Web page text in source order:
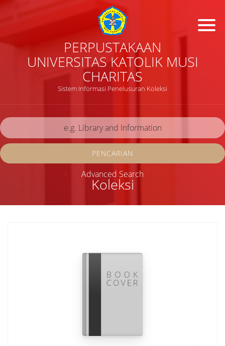
PERPUSTAKAAN
UNIVERSITAS KATOLIK MUSI
CHARITAS
Sistem Informasi Penelusuran Koleksi
Koleksi
PENCARIAN
Advanced Search